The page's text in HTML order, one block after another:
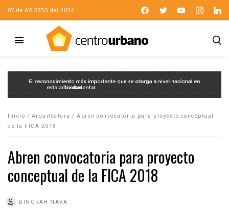
07 de AGOSTO del 2026
Inicio / Arquitectura / Abren convocatoria para proyecto conceptual
de la FICA 2018
Abren convocatoria para proyecto
conceptual de la FICA 2018
DINORAH NAVA